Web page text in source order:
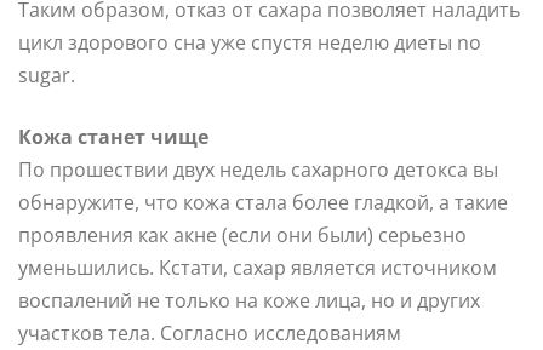
Таким образом, отказ от сахара позволяет наладить
цикл здорового сна уже спустя неделю диеты no
sugar.
Кожа станет чище
По прошествии двух недель сахарного детокса вы
обнаружите, что кожа стала более гладкой, а такие
проявления как акне (если они были) серьезно
уменьшились. Кстати, сахар является источником
воспалений не только на коже лица, но и других
участков тела. Согласно исследованиям